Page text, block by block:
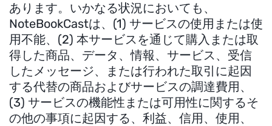
あります。いかなる状況においても、
NoteBookCastは、(1) サービスの使用または使
用不能、(2) 本サービスを通じて購入または取
得した商品、データ、情報、サービス、受信
したメッセージ、または行われた取引に起因
する代替の商品およびサービスの調達費用、
(3) サービスの機能性または可用性に関するそ
の他の事項に起因する、利益、信用、使用、